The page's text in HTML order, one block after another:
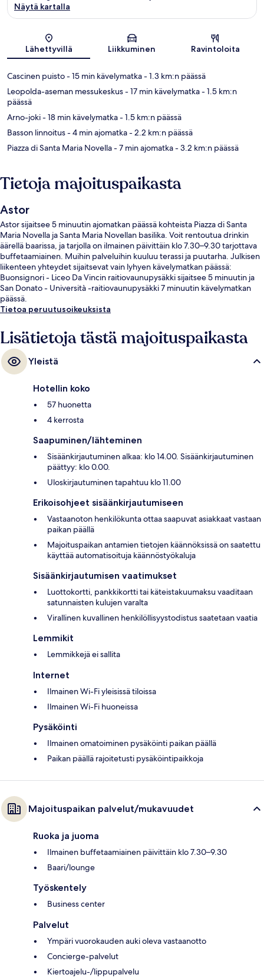
Kartta
Näytä kartalla
Lähettyvillä Liikkuminen Ravintoloita
Cascinen puisto- 15 min kävelymatka- 1.3 km:n päässä
Leopolda-aseman messukeskus- 17 min kävelymatka- 1.5 km:n
päässä
Arno-joki- 18 min kävelymatka- 1.5 km:n päässä
Basson linnoitus- 4 min ajomatka- 2.2 km:n päässä
Piazza di Santa Maria Novella- 7 min ajomatka- 3.2 km:n päässä
Tietoja majoituspaikasta
Astor
Astor sijaitsee 5 minuutin ajomatkan päässä kohteista Piazza di Santa
Maria Novella ja Santa Maria Novellan basilika. Voit rentoutua drinkin
äärellä baarissa, ja tarjolla on ilmainen päivittäin klo 7.30–9.30 tarjottava
buffetaamiainen. Muihin palveluihin kuuluu terassi ja puutarha. Julkisen
liikenteen yhteydet sijaitsevat vain lyhyen kävelymatkan päässä:
Buonsignori - Liceo Da Vincin raitiovaunupysäkki sijaitsee 5 minuutin ja
San Donato - Università -raitiovaunupysäkki 7 minuutin kävelymatkan
päässä.
Tietoa peruutusoikeuksista
Lisätietoja tästä majoituspaikasta
Yleistä
Hotellin koko
57 huonetta
4 kerrosta
Saapuminen/lähteminen
Sisäänkirjautuminen alkaa: klo 14.00. Sisäänkirjautuminen
päättyy: klo 0.00.
Uloskirjautuminen tapahtuu klo 11.00
Erikoisohjeet sisäänkirjautumiseen
Vastaanoton henkilökunta ottaa saapuvat asiakkaat vastaan
paikan päällä
Majoituspaikan antamien tietojen käännöksissä on saatettu
käyttää automatisoituja käännöstyökaluja
Sisäänkirjautumisen vaatimukset
Luottokortti, pankkikortti tai käteistakuumaksu vaaditaan
satunnaisten kulujen varalta
Virallinen kuvallinen henkilöllisyystodistus saatetaan vaatia
Lemmikit
Lemmikkejä ei sallita
Internet
Ilmainen Wi-Fi yleisissä tiloissa
Ilmainen Wi-Fi huoneissa
Pysäköinti
Ilmainen omatoiminen pysäköinti paikan päällä
Paikan päällä rajoitetusti pysäköintipaikkoja
Majoituspaikan palvelut/mukavuudet
Ruoka ja juoma
Ilmainen buffetaamiainen päivittäin klo 7.30–9.30
Baari/lounge
Työskentely
Business center
Palvelut
Ympäri vuorokauden auki oleva vastaanotto
Concierge-palvelut
Kiertoajelu-/lippupalvelu